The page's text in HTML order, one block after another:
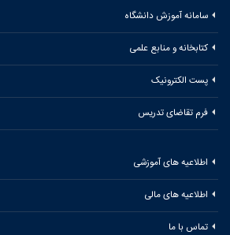
سامانه آموزش دانشگاه
کتابخانه و منابع علمی
پست الکترونیک
فرم تقاضای تدریس
اطلاعیه های آموزشی
اطلاعیه های مالی
تماس با ما